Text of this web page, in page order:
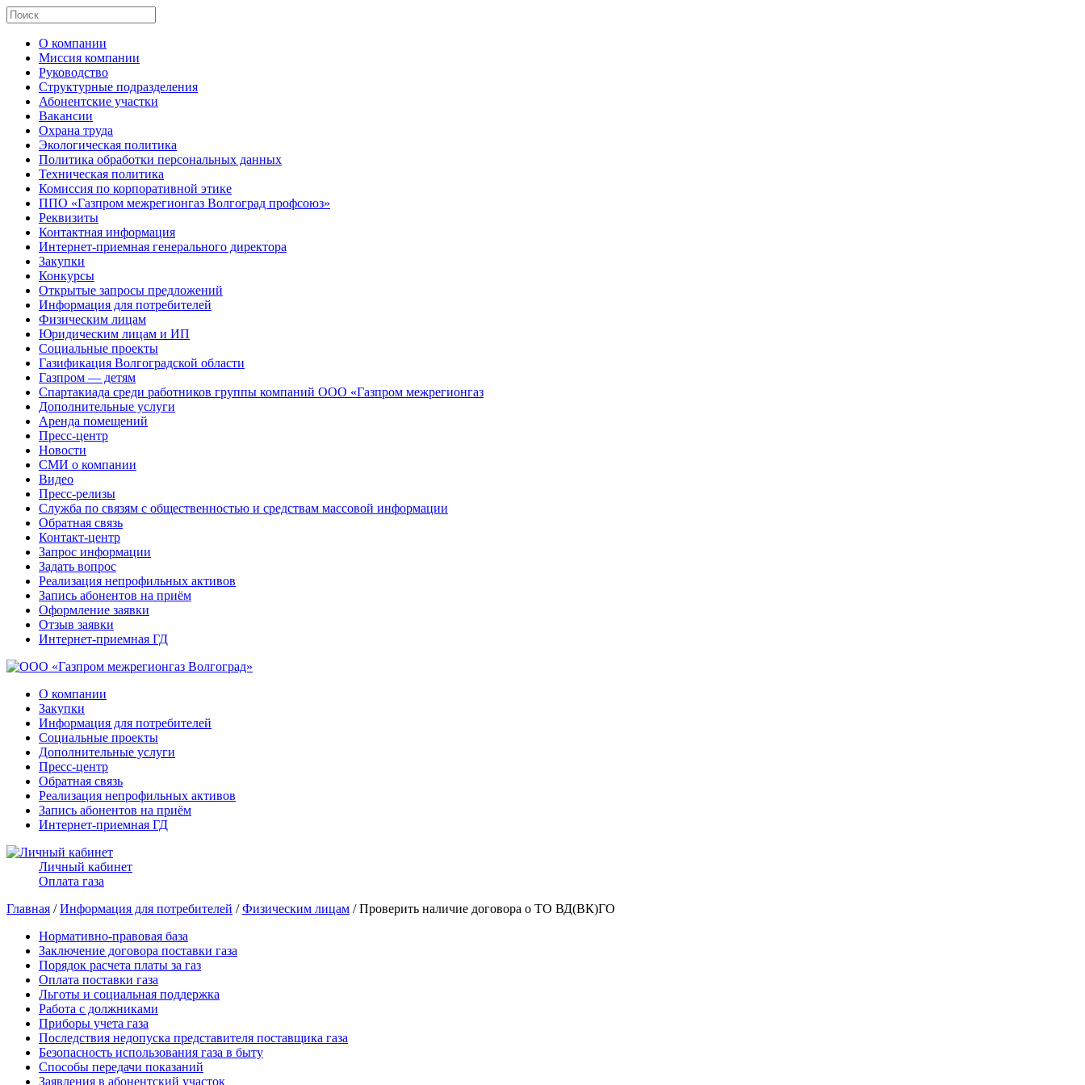
О компании
Миссия компании
Руководство
Структурные подразделения
Абонентские участки
Вакансии
Охрана труда
Экологическая политика
Политика обработки персональных данных
Техническая политика
Комиссия по корпоративной этике
ППО «Газпром межрегионгаз Волгоград профсоюз»
Реквизиты
Контактная информация
Интернет-приемная генерального директора
Закупки
Конкурсы
Открытые запросы предложений
Информация для потребителей
Физическим лицам
Юридическим лицам и ИП
Социальные проекты
Газификация Волгоградской области
Газпром — детям
Спартакиада среди работников группы компаний ООО «Газпром межрегионгаз
Дополнительные услуги
Аренда помещений
Пресс-центр
Новости
СМИ о компании
Видео
Пресс-релизы
Служба по связям с общественностью и средствам массовой информации
Обратная связь
Контакт-центр
Запрос информации
Задать вопрос
Реализация непрофильных активов
Запись абонентов на приём
Оформление заявки
Отзыв заявки
Интернет-приемная ГД
О компании
Закупки
Информация для потребителей
Социальные проекты
Дополнительные услуги
Пресс-центр
Обратная связь
Реализация непрофильных активов
Запись абонентов на приём
Интернет-приемная ГД
Личный кабинет
Оплата газа
Главная /Информация для потребителей /Физическим лицам / Проверить наличие договора о ТО ВД(ВК)ГО
Нормативно-правовая база
Заключение договора поставки газа
Порядок расчета платы за газ
Оплата поставки газа
Льготы и социальная поддержка
Работа с должниками
Приборы учета газа
Последствия недопуска представителя поставщика газа
Безопасность использования газа в быту
Способы передачи показаний
Заявления в абонентский участок